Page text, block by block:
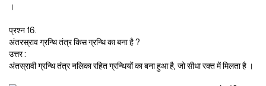
।
प्रश्न 16.
अंतरस्राव ग्रन्थि तंत्र किस ग्रन्थि का बना है ?
उत्तर :
अंतस्रावी ग्रन्थि तंत्र नलिका रहित ग्रन्थियों का बना हुआ है, जो सीधा रक्त में मिलता है ।